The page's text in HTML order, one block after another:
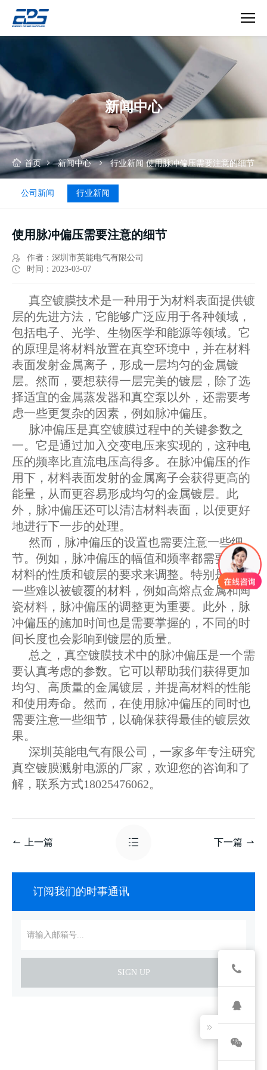
镀
行
业
新闻中心
首页 新闻中心 行业新闻 使用脉冲偏压需要注意的细节
公司新闻 行业新闻
使用脉冲偏压需要注意的细节
作者：深圳市英能电气有限公司
时间：2023-03-07
真空镀膜技术是一种用于为材料表面提供镀
层的先进方法，它能够广泛应用于各种领域，
包括电子、光学、生物医学和能源等领域。它
的原理是将材料放置在真空环境中，并在材料
表面发射金属离子，形成一层均匀的金属镀
层。然而，要想获得一层完美的镀层，除了选
择适宜的金属蒸发器和真空泵以外，还需要考
虑一些更复杂的因素，例如脉冲偏压。
脉冲偏压是真空镀膜过程中的关键参数之
一。它是通过加入交变电压来实现的，这种电
压的频率比直流电压高得多。在脉冲偏压的作
用下，材料表面发射的金属离子会获得更高的
能量，从而更容易形成均匀的金属镀层。此
外，脉冲偏压还可以清洁材料表面，以便更好
地进行下一步的处理。
然而，脉冲偏压的设置也需要注意一些细
节。例如，脉冲偏压的幅值和频率都需要根据
材料的性质和镀层的要求来调整。特别是对于
一些难以被镀覆的材料，例如高熔点金属和陶
瓷材料，脉冲偏压的调整更为重要。此外，脉
冲偏压的施加时间也是需要掌握的，不同的时
间长度也会影响到镀层的质量。
总之，真空镀膜技术中的脉冲偏压是一个需
要认真考虑的参数。它可以帮助我们获得更加
均匀、高质量的金属镀层，并提高材料的性能
和使用寿命。然而，在使用脉冲偏压的同时也
需要注意一些细节，以确保获得最佳的镀层效
果。
深圳英能电气有限公司，一家多年专注研究
真空镀膜溅射电源的厂家，欢迎您的咨询和了
解，联系方式18025476062。
上一篇 下一篇
订阅我们的时事通讯
SIGN UP